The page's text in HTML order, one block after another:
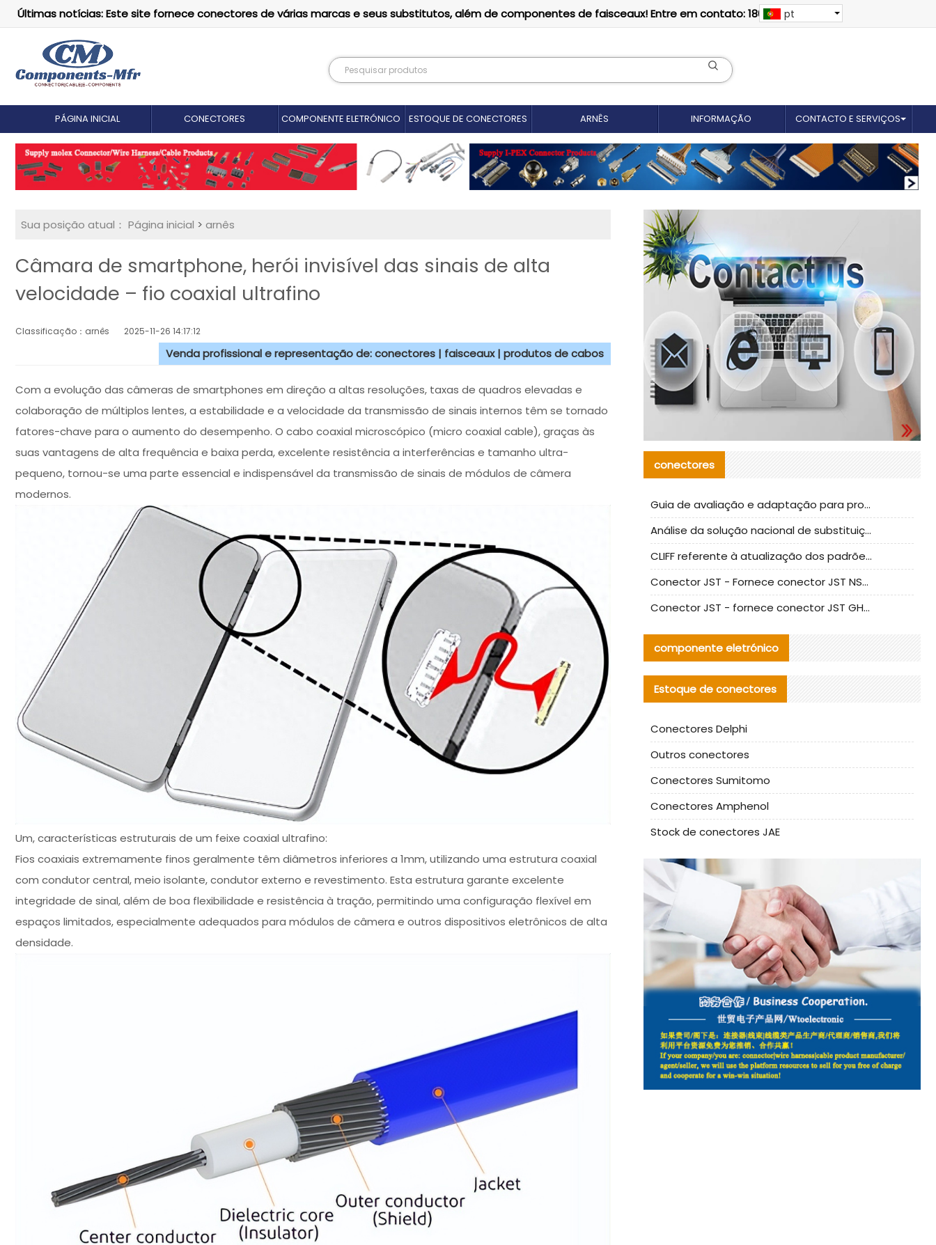
Últimas notícias: Este site fornece conectores de várias marcas e seus substitutos, além de componentes de faisceaux! Entre em contato: 18012695035
pt
PÁGINA INICIAL CONECTORES COMPONENTE ELETRÓNICO ESTOQUE DE CONECTORES ARNÊS INFORMAÇÃO CONTACTO E SERVIÇOS
Sua posição atual： Página inicial > arnês
Câmara de smartphone, herói invisível das sinais de alta
velocidade – fio coaxial ultrafino
Classificação：arnês 2025-11-26 14:17:12
Venda profissional e representação de: conectores | faisceaux | produtos de cabos
Com a evolução das câmeras de smartphones em direção a altas resoluções, taxas de quadros elevadas e
colaboração de múltiplos lentes, a estabilidade e a velocidade da transmissão de sinais internos têm se tornado
fatores-chave para o aumento do desempenho. O cabo coaxial microscópico (micro coaxial cable), graças às
suas vantagens de alta frequência e baixa perda, excelente resistência a interferências e tamanho ultra-
pequeno, tornou-se uma parte essencial e indispensável da transmissão de sinais de módulos de câmera
modernos.
Um, características estruturais de um feixe coaxial ultrafino:
Fios coaxiais extremamente finos geralmente têm diâmetros inferiores a 1mm, utilizando uma estrutura coaxial
com condutor central, meio isolante, condutor externo e revestimento. Esta estrutura garante excelente
integridade de sinal, além de boa flexibilidade e resistência à tração, permitindo uma configuração flexível em
espaços limitados, especialmente adequados para módulos de câmera e outros dispositivos eletrônicos de alta
densidade.
conectores
Guia de avaliação e adaptação para produção em massa de componentes de cabos nacionais CNC Tech
Análise da solução nacional de substituição da linha de alta frequência I-PEX
CLIFF referente à atualização dos padrões de teste de conectores nacionais
Conector JST - Fornece conector JST NSHR-02V-S original | substituto
Conector JST - fornece conector JST GHR-09V-S autêntico | substituto
componente eletrónico
Estoque de conectores
Conectores Delphi
Outros conectores
Conectores Sumitomo
Conectores Amphenol
Stock de conectores JAE